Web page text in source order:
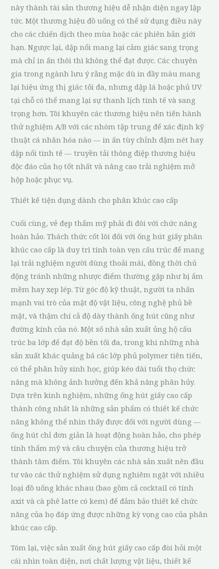
này thành tài sản thương hiệu dễ nhận diện ngay lập
tức. Một thương hiệu đồ uống có thể sử dụng điều này
cho các chiến dịch theo mùa hoặc các phiên bản giới
hạn. Ngược lại, dập nổi mang lại cảm giác sang trọng
mà chỉ in ấn thôi thì không thể đạt được. Các chuyên
gia trong ngành lưu ý rằng mặc dù in đầy màu mang
lại hiệu ứng thị giác tối đa, nhưng dập lá hoặc phủ UV
tại chỗ có thể mang lại sự thanh lịch tinh tế và sang
trọng hơn. Tôi khuyên các thương hiệu nên tiến hành
thử nghiệm A/B với các nhóm tập trung để xác định kỹ
thuật cá nhân hóa nào — in ấn tùy chỉnh đậm nét hay
dập nổi tinh tế — truyền tải thông điệp thương hiệu
độc đáo của họ tốt nhất và nâng cao trải nghiệm mở
hộp hoặc phục vụ.
Thiết kế tiện dụng dành cho phân khúc cao cấp
Cuối cùng, vẻ đẹp thẩm mỹ phải đi đôi với chức năng
hoàn hảo. Thách thức cốt lõi đối với ống hút giấy phân
khúc cao cấp là duy trì tính toàn vẹn cấu trúc để mang
lại trải nghiệm người dùng thoải mái, đồng thời chủ
động tránh những nhược điểm thường gặp như bị ẩm
mềm hay xẹp lép. Từ góc độ kỹ thuật, người ta nhấn
mạnh vai trò của mật độ vật liệu, công nghệ phủ bề
mặt, và thậm chí cả độ dày thành ống hút cũng như
đường kính của nó. Một số nhà sản xuất ủng hộ cấu
trúc ba lớp để đạt độ bền tối đa, trong khi những nhà
sản xuất khác quảng bá các lớp phủ polymer tiên tiến,
có thể phân hủy sinh học, giúp kéo dài tuổi thọ chức
năng mà không ảnh hưởng đến khả năng phân hủy.
Dựa trên kinh nghiệm, những ống hút giấy cao cấp
thành công nhất là những sản phẩm có thiết kế chức
năng không thể nhìn thấy được đối với người dùng —
ống hút chỉ đơn giản là hoạt động hoàn hảo, cho phép
tính thẩm mỹ và câu chuyện của thương hiệu trở
thành tâm điểm. Tôi khuyên các nhà sản xuất nên đầu
tư vào các thử nghiệm sử dụng nghiêm ngặt với nhiều
loại đồ uống khác nhau (bao gồm cả cocktail có tính
axit và cà phê latte có kem) để đảm bảo thiết kế chức
năng của họ đáp ứng được những kỳ vọng cao của phân
khúc cao cấp.
Tóm lại, việc sản xuất ống hút giấy cao cấp đòi hỏi một
cái nhìn toàn diện, nơi chất lượng vật liệu, thiết kế